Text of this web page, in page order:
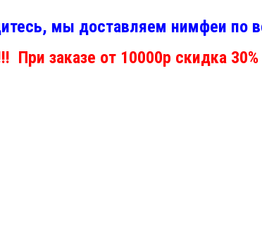
мы доставляем нимфеи по
При заказе от 10000р скидка 30%